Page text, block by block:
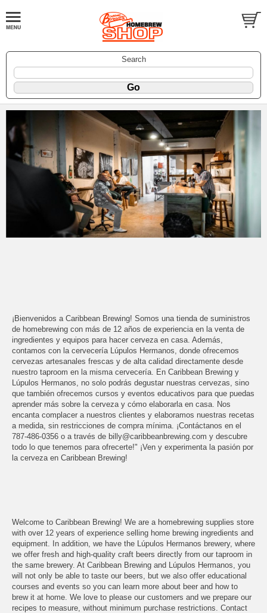
Search
¡Bienvenidos a Caribbean Brewing! Somos una tienda de suministros
de homebrewing con más de 12 años de experiencia en la venta de
ingredientes y equipos para hacer cerveza en casa. Además,
contamos con la cervecería Lúpulos Hermanos, donde ofrecemos
cervezas artesanales frescas y de alta calidad directamente desde
nuestro taproom en la misma cervecería. En Caribbean Brewing y
Lúpulos Hermanos, no solo podrás degustar nuestras cervezas, sino
que también ofrecemos cursos y eventos educativos para que puedas
aprender más sobre la cerveza y cómo elaborarla en casa. Nos
encanta complacer a nuestros clientes y elaboramos nuestras recetas
a medida, sin restricciones de compra mínima. ¡Contáctanos en el
787-486-0356 o a través de billy@caribbeanbrewing.com y descubre
todo lo que tenemos para ofrecerte!" ¡Ven y experimenta la pasión por
la cerveza en Caribbean Brewing!
Welcome to Caribbean Brewing! We are a homebrewing supplies store
with over 12 years of experience selling home brewing ingredients and
equipment. In addition, we have the Lúpulos Hermanos brewery, where
we offer fresh and high-quality craft beers directly from our taproom in
the same brewery. At Caribbean Brewing and Lúpulos Hermanos, you
will not only be able to taste our beers, but we also offer educational
courses and events so you can learn more about beer and how to
brew it at home. We love to please our customers and we prepare our
recipes to measure, without minimum purchase restrictions. Contact